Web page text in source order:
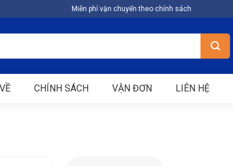
Miễn phí vận chuyển theo chính sách
CHÍNH SÁCH VẬN ĐƠN LIÊN HỆ